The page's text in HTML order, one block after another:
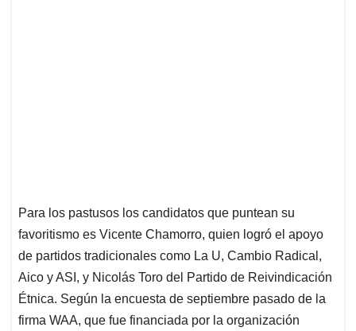
Para los pastusos los candidatos que puntean su
favoritismo es Vicente Chamorro, quien logró el apoyo
de partidos tradicionales como La U, Cambio Radical,
Aico y ASI, y Nicolás Toro del Partido de Reivindicación
Étnica. Según la encuesta de septiembre pasado de la
firma WAA, que fue financiada por la organización